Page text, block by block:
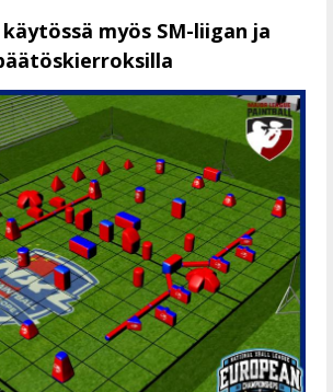
myös SM-liigan ja